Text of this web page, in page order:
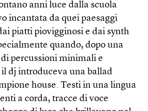
anni luce dalla scuola
incantata da quei paesaggi
piatti piovigginosi e dai synth
quando, dopo una
percussioni minimali e
dj introduceva una ballad
house. Testi in una lingua
a corda, tracce di voce